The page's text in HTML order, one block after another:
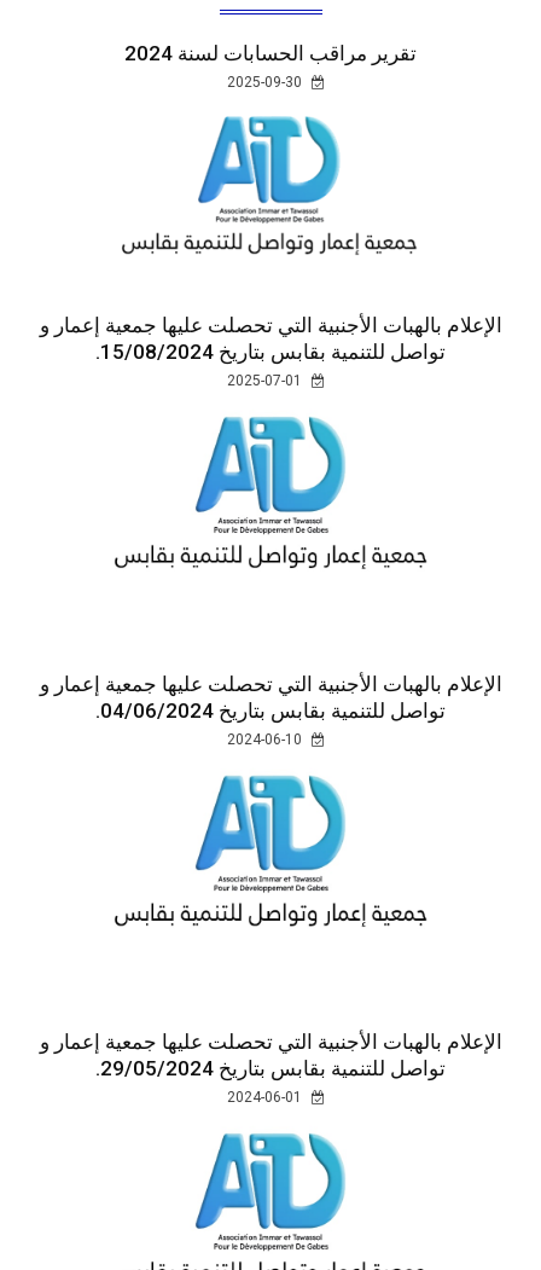
تقرير مراقب الحسابات لسنة 2024
الإعلام بالهبات الأجنبية التي تحصلت عليها جمعية إعمار و
تواصل للتنمية بقابس بتاريخ 15/08/2024.
الإعلام بالهبات الأجنبية التي تحصلت عليها جمعية إعمار و
تواصل للتنمية بقابس بتاريخ 04/06/2024.
الإعلام بالهبات الأجنبية التي تحصلت عليها جمعية إعمار و
تواصل للتنمية بقابس بتاريخ 29/05/2024.